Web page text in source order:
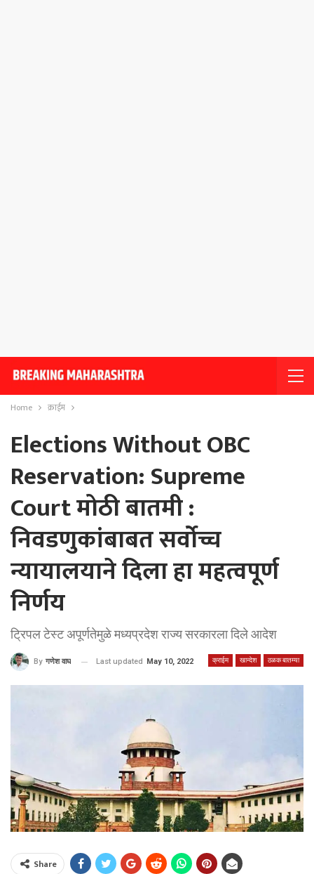
Home क्राईम
Elections Without OBC
Reservation: Supreme
Court मोठी बातमी :
निवडणुकांबाबत सर्वोच्च
न्यायालयाने दिला हा महत्वपूर्ण
निर्णय
ट्रिपल टेस्ट अपूर्णतेमुळे मध्यप्रदेश राज्य सरकारला दिले आदेश
क्राईम खान्देश ठळक बातम्या
By गणेश वाघ Last updated May 10, 2022
Share